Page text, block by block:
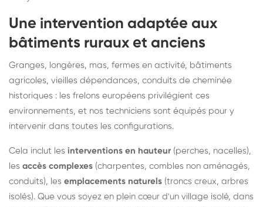
Une intervention adaptée aux
bâtiments ruraux et anciens
Granges, longères, mas, fermes en activité, bâtiments
agricoles, vieilles dépendances, conduits de cheminée
historiques : les frelons européens privilégient ces
environnements, et nos techniciens sont équipés pour y
intervenir dans toutes les configurations.
Cela inclut les interventions en hauteur (perches, nacelles),
les accès complexes (charpentes, combles non aménagés,
conduits), les emplacements naturels (troncs creux, arbres
isolés). Que vous soyez en plein cœur d'un village isolé, dans